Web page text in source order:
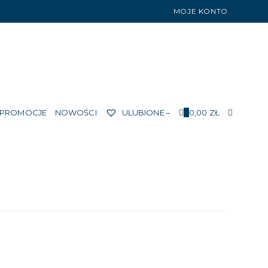
MOJE KONTO
PROMOCJE NOWOŚCI ULUBIONE – 0,00 ZŁ TOGGLE